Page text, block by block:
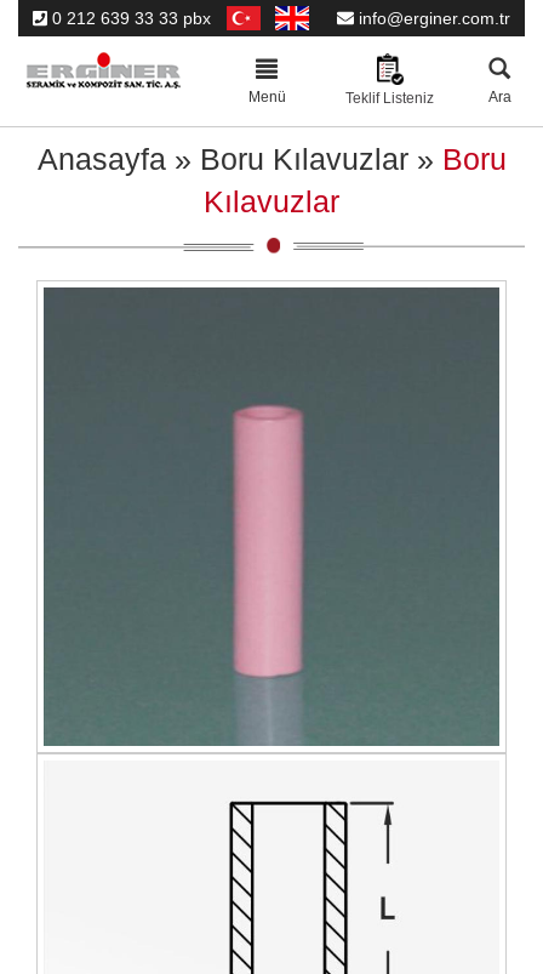
0 212 639 33 33 pbx info@erginer.com.tr
Toggle
navigation
Menü Teklif Listeniz Ara
Anasayfa» Boru Kılavuzlar» Boru
Kılavuzlar